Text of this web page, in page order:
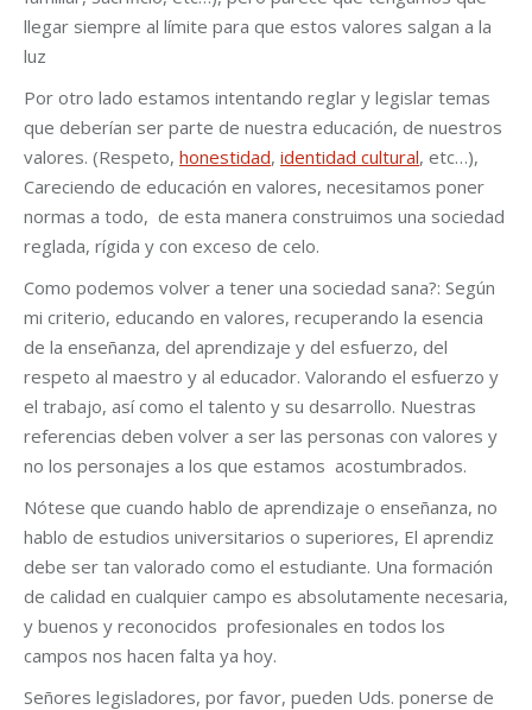
llegar siempre al límite para que estos valores salgan a la
luz
Por otro lado estamos intentando reglar y legislar temas
que deberían ser parte de nuestra educación, de nuestros
valores. (Respeto, honestidad, identidad cultural, etc…),
Careciendo de educación en valores, necesitamos poner
normas a todo, de esta manera construimos una sociedad
reglada, rígida y con exceso de celo.
Como podemos volver a tener una sociedad sana?: Según
mi criterio, educando en valores, recuperando la esencia
de la enseñanza, del aprendizaje y del esfuerzo, del
respeto al maestro y al educador. Valorando el esfuerzo y
el trabajo, así como el talento y su desarrollo. Nuestras
referencias deben volver a ser las personas con valores y
no los personajes a los que estamos acostumbrados.
Nótese que cuando hablo de aprendizaje o enseñanza, no
hablo de estudios universitarios o superiores, El aprendiz
debe ser tan valorado como el estudiante. Una formación
de calidad en cualquier campo es absolutamente necesaria,
y buenos y reconocidos profesionales en todos los
campos nos hacen falta ya hoy.
Señores legisladores, por favor, pueden Uds. ponerse de